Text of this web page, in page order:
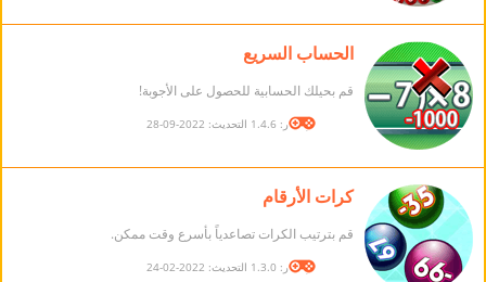
الحساب السريع
قم بحيلك الحسابية للحصول على الأجوبة!
الإصدار: 1.4.6 التحديث: 2022-09-28
كرات الأرقام
قم بترتيب الكرات تصاعدياً بأسرع وقت ممكن.
الإصدار: 1.3.0 التحديث: 2022-02-24